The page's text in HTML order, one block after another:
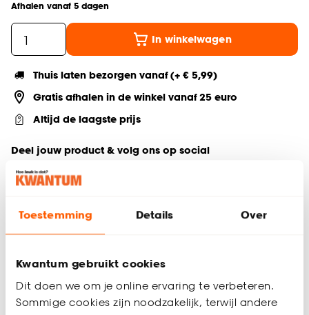
Toestemming Details Over
Kwantum gebruikt cookies
Dit doen we om je online ervaring te verbeteren.
Sommige cookies zijn noodzakelijk, terwijl andere
Afhalen vanaf 5 dagen
In winkelwagen
Thuis laten bezorgen vanaf (+ € 5,99)
Gratis afhalen in de winkel vanaf 25 euro
Altijd de laagste prijs
Deel jouw product & volg ons op social
Productomschrijving
maar ook prachtig als decoratief object. Gemaakt van steen
(dolomiet) straalt deze vaas natuurlijke elegantie uit. Een
unieke toevoeging aan elk interieur met een verfijnde,